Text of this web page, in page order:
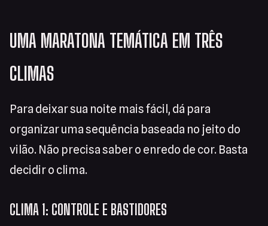
UMA MARATONA TEMÁTICA EM TRÊS
CLIMAS
Para deixar sua noite mais fácil, dá para
organizar uma sequência baseada no jeito do
vilão. Não precisa saber o enredo de cor. Basta
decidir o clima.
CLIMA 1: CONTROLE E BASTIDORES